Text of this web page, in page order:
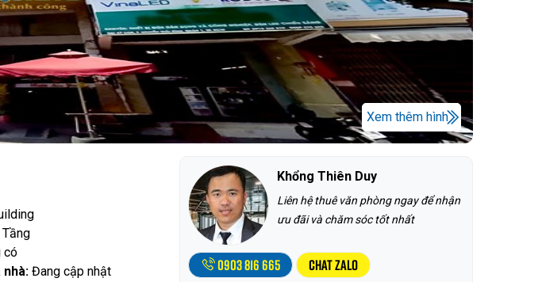
Xem thêm hình
có
Đang cập nhật
Khổng Thiên Duy
Liên hệ thuê văn phòng ngay để nhận
ưu đãi và chăm sóc tốt nhất
0903 816 665 Chat Zalo